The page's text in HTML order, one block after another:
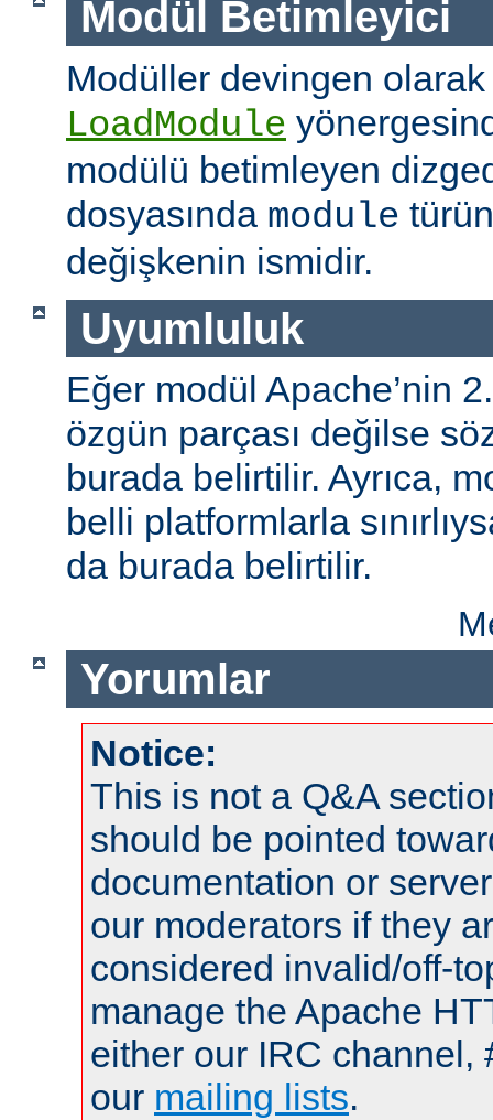
Modül Betimleyici
Modüller devingen
LoadModule
modülü betimleyen
dosyasında module
değişkenin ismidir.
Uyumluluk
Eğer modül Apache’nin 2.
özgün parçası değilse
burada belirtilir. Ayrıca,
belli platformlarla
da burada belirtilir.
Yorumlar
Notice:
This is not a Q&A
should be pointed
documentation or
our moderators if they
considered invalid/off-
manage the Apache
either our IRC channel,
our mailing lists.